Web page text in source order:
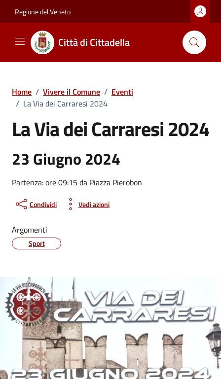
Regione del Veneto
Città di Cittadella
Home / Vivere il Comune / Eventi
/ La Via dei Carraresi 2024
La Via dei Carraresi 2024
23 Giugno 2024
Partenza: ore 09:15 da Piazza Pierobon
Condividi Vedi azioni
Argomenti
Sport